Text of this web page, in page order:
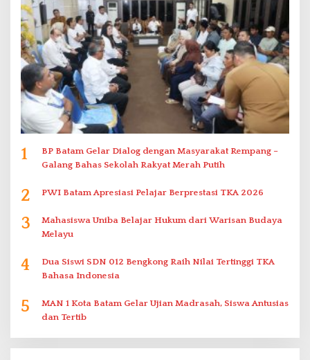
1
BP Batam Gelar Dialog dengan Masyarakat Rempang –
Galang Bahas Sekolah Rakyat Merah Putih
2 PWI Batam Apresiasi Pelajar Berprestasi TKA 2026
3
Mahasiswa Uniba Belajar Hukum dari Warisan Budaya
Melayu
4
Dua Siswi SDN 012 Bengkong Raih Nilai Tertinggi TKA
Bahasa Indonesia
5
MAN 1 Kota Batam Gelar Ujian Madrasah, Siswa Antusias
dan Tertib